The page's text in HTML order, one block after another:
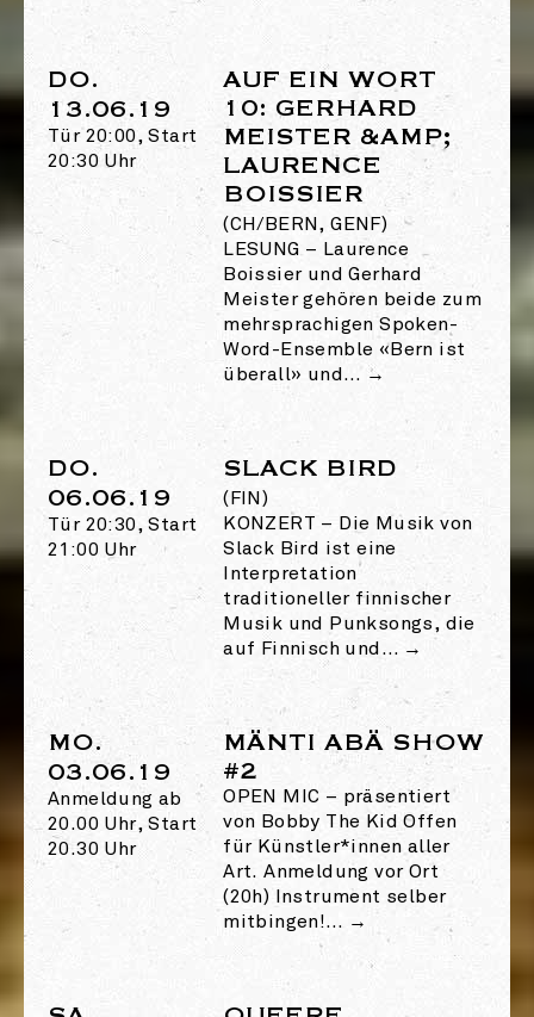
DO.
13.06.19
Tür 20:00, Start
20:30 Uhr
AUF EIN WORT
10: GERHARD
MEISTER &AMP;
LAURENCE
BOISSIER
(CH/BERN, GENF)
LESUNG– Laurence
Boissier und Gerhard
Meister gehören beide zum
mehrsprachigen Spoken-
Word-Ensemble «Bern ist
überall» und… →
DO.
06.06.19
Tür 20:30, Start
21:00 Uhr
SLACK BIRD
(FIN)
KONZERT – Die Musik von
Slack Bird ist eine
Interpretation
traditioneller finnischer
Musik und Punksongs, die
auf Finnisch und… →
MO.
03.06.19
Anmeldung ab
20.00 Uhr, Start
20.30 Uhr
MÄNTI ABÄ SHOW
#2
OPEN MIC – präsentiert
von Bobby The Kid Offen
für Künstler*innen aller
Art. Anmeldung vor Ort
(20h) Instrument selber
mitbingen!… →